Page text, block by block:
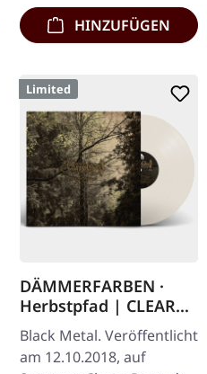
HINZUFÜGEN
Limited
DÄMMERFARBEN ·
Herbstpfad | CLEAR
LP
Black Metal. Veröffentlicht
am 12.10.2018, auf